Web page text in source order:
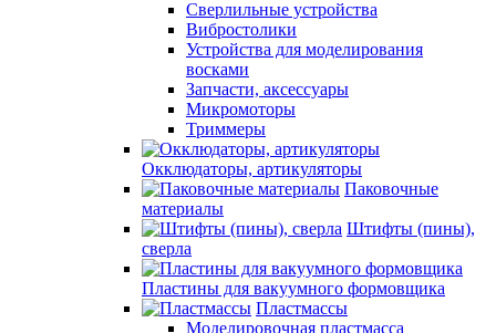
Сверлильные устройства
Вибростолики
Устройства для моделирования
восками
Запчасти, аксессуары
Микромоторы
Триммеры
Окклюдаторы, артикуляторы
Паковочные
материалы
Штифты (пины),
сверла
Пластины для вакуумного формовщика
Пластмассы
Моделировочная пластмасса